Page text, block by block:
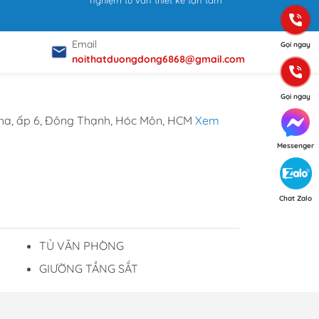
Email
noithatduongdong6868@gmail.com
ấp 6, Đông Thạnh, Hóc Môn, HCM Xem
TỦ VĂN PHÒNG
GIƯỜNG TẦNG SẮT
Gọi ngay
Gọi ngay
Messenger
Chat Zalo